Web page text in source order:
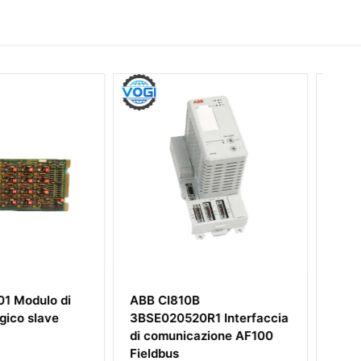
Interfaccia
ABB 70BT01C
HESG447024R0001